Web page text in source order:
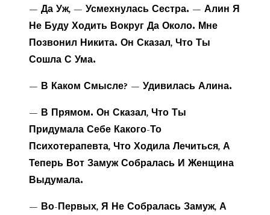
— Да Уж, — Усмехнулась Сестра. — Алин Я
Не Буду Ходить Вокруг Да Около. Мне
Позвонил Никита. Он Сказал, Что Ты
Сошла С Ума.
— В Каком Смысле? — Удивилась Алина.
— В Прямом. Он Сказал, Что Ты
Придумала Себе Какого-То
Психотерапевта, Что Ходила Лечиться, А
Теперь Вот Замуж Собралась И Женщина
Выдумала.
— Во-Первых, Я Не Собралась Замуж, А